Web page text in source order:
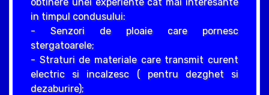
in timpul condusului:
- Senzori de ploaie care pornesc
stergatoarele;
- Straturi de materiale care transmit curent
electric si incalzesc ( pentru dezghet si
dezaburire);